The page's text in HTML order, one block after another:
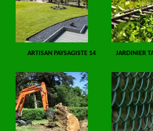
ARTISAN PAYSAGISTE 14 JARDINIER